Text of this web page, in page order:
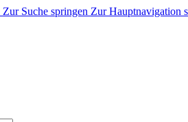
Zur Suche springen Zur Hauptnavigation